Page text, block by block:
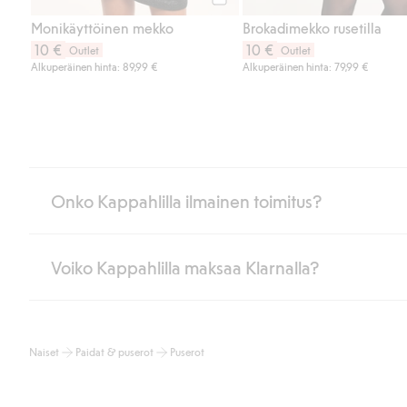
Monikäyttöinen mekko
10 €
Outlet
Alkuperäinen hinta: 89,99 €
Brokadimekko rusetilla
10 €
Outlet
Alkuperäinen hinta: 79,99 €
Onko Kappahlilla ilmainen toimitus?
Jos olet Kappahl Clubin jäsen, saat aina ilmaisen toimituksen
Voiko Kappahlilla maksaa Klarnalla?
Klikkaamalla “Maksa tilaus” hyväksyt Kappahlin yleiset ehdot.
Naiset Paidat & puserot Puserot